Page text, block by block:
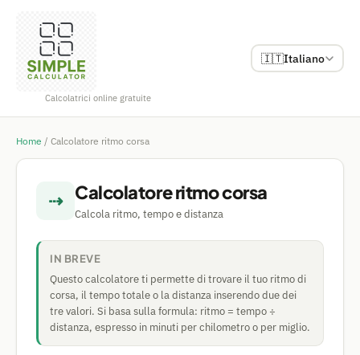
Calcolatrici online gratuite
🇮🇹Italiano
Home / Calcolatore ritmo corsa
⇢ Calcolatore ritmo corsa
Calcola ritmo, tempo e distanza
IN BREVE
Questo calcolatore ti permette di trovare il tuo ritmo di
corsa, il tempo totale o la distanza inserendo due dei
tre valori. Si basa sulla formula: ritmo = tempo ÷
distanza, espresso in minuti per chilometro o per miglio.